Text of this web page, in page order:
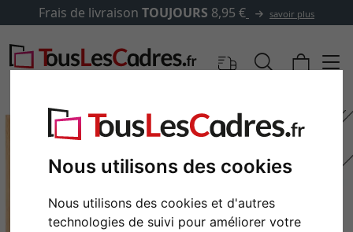
Nous utilisons des cookies
Nous utilisons des cookies et d'autres
technologies de suivi pour améliorer votre
Frais de livraison TOUJOURS 8,95 € savoir plus